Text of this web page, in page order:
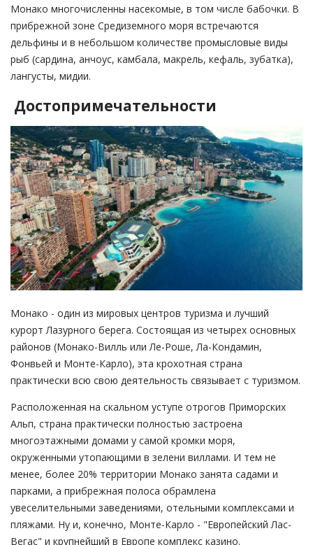
Монако многочисленны насекомые, в том числе бабочки. В
прибрежной зоне Средиземного моря встречаются
дельфины и в небольшом количестве промысловые виды
рыб (сардина, анчоус, камбала, макрель, кефаль, зубатка),
лангусты, мидии.
Достопримечательности
Монако - один из мировых центров туризма и лучший
курорт Лазурного берега. Состоящая из четырех основных
районов (Монако-Вилль или Ле-Роше, Ла-Кондамин,
Фонвьей и Монте-Карло), эта крохотная страна
практически всю свою деятельность связывает с туризмом.
Расположенная на скальном уступе отрогов Приморских
Альп, страна практически полностью застроена
многоэтажными домами у самой кромки моря,
окруженными утопающими в зелени виллами. И тем не
менее, более 20% территории Монако занята садами и
парками, а прибрежная полоса обрамлена
увеселительными заведениями, отельными комплексами и
пляжами. Ну и, конечно, Монте-Карло - "Европейский Лас-
Вегас" и крупнейший в Европе комплекс казино.